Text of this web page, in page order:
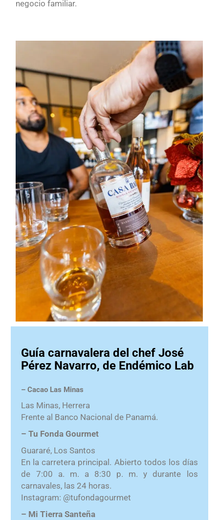
negocio familiar.
Guía carnavalera del chef José
Pérez Navarro, de Endémico Lab
– Cacao Las Minas
Las Minas, Herrera
Frente al Banco Nacional de Panamá.
– Tu Fonda Gourmet
Guararé, Los Santos
En la carretera principal. Abierto todos los días
de 7:00 a. m. a 8:30 p. m. y durante los
carnavales, las 24 horas.
Instagram: @tufondagourmet
– Mi Tierra Santeña